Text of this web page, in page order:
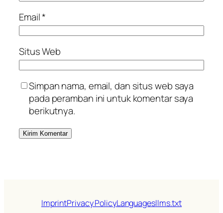
Email*
Situs Web
Simpan nama, email, dan situs web saya
pada peramban ini untuk komentar saya
berikutnya.
ImprintPrivacy PolicyLanguagesllms.txt